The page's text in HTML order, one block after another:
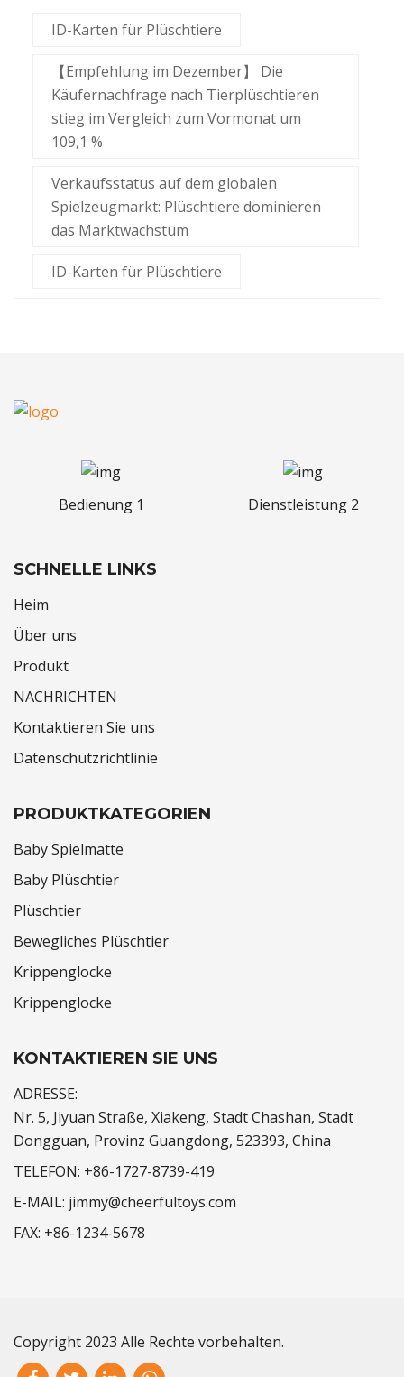
ID-Karten für Plüschtiere
【Empfehlung im Dezember】 Die
Käufernachfrage nach Tierplüschtieren
stieg im Vergleich zum Vormonat um
109,1 %
Verkaufsstatus auf dem globalen
Spielzeugmarkt: Plüschtiere dominieren
das Marktwachstum
ID-Karten für Plüschtiere
Bedienung 1 Dienstleistung 2
SCHNELLE LINKS
Heim
Über uns
Produkt
NACHRICHTEN
Kontaktieren Sie uns
Datenschutzrichtlinie
PRODUKTKATEGORIEN
Baby Spielmatte
Baby Plüschtier
Plüschtier
Bewegliches Plüschtier
Krippenglocke
Krippenglocke
KONTAKTIEREN SIE UNS
ADRESSE:
Nr. 5, Jiyuan Straße, Xiakeng, Stadt Chashan, Stadt
Dongguan, Provinz Guangdong, 523393, China
TELEFON: +86-1727-8739-419
E-MAIL: jimmy@cheerfultoys.com
FAX: +86-1234-5678
Copyright 2023 Alle Rechte vorbehalten.